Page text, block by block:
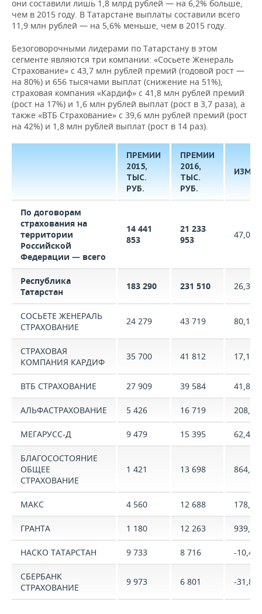
они составили лишь 1,8 млрд рублей — на 6,2% больше,
чем в 2015 году. В Татарстане выплаты составили всего
11,9 млн рублей — на 5,6% меньше, чем в 2015 году.
Безоговорочными лидерами по Татарстану в этом
сегменте являются три компании: «Сосьете Женераль
Страхование» с 43,7 млн рублей премий (годовой рост —
на 80%) и 656 тысячами выплат (снижение на 51%),
страховая компания «Кардиф» с 41,8 млн рублей премий
(рост на 17%) и 1,6 млн рублей выплат (рост в 3,7 раза), а
также «ВТБ Страхование» с 39,6 млн рублей премий (рост
на 42%) и 1,8 млн рублей выплат (рост в 14 раз).
ПРЕМИИ
2015,
ТЫС.
РУБ.
ПРЕМИИ
2016,
ТЫС.
РУБ.
По договорам
страхования на
территории
Российской
Федерации — всего
14 441
853
21 233
953
47,0%
Республика
Татарстан
183 290 231 510 26,3%
СОСЬЕТЕ ЖЕНЕРАЛЬ
СТРАХОВАНИЕ
24 279 43 719 80,1%
СТРАХОВАЯ
КОМПАНИЯ КАРДИФ
35 700 41 812 17,1%
ВТБ СТРАХОВАНИЕ 27 909 39 584 41,8%
АЛЬФАСТРАХОВАНИЕ 5 426 16 719 208,1%
МЕГАРУСС-Д 9 479 15 395 62,4%
БЛАГОСОСТОЯНИЕ
ОБЩЕЕ
СТРАХОВАНИЕ
1 421 13 698 864,0%
МАКС 4 560 12 688 178,2%
ГРАНТА 1 180 12 263 939,2%
НАСКО ТАТАРСТАН 9 733 8 716 -10,4%
СБЕРБАНК
СТРАХОВАНИЕ
9 973 6 801 -31,8%